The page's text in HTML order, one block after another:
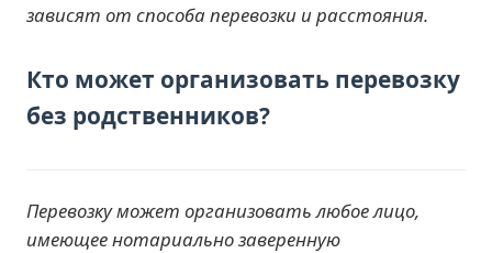
зависят от способа перевозки и расстояния.
Кто может организовать перевозку
без родственников?
Перевозку может организовать любое лицо,
имеющее нотариально заверенную